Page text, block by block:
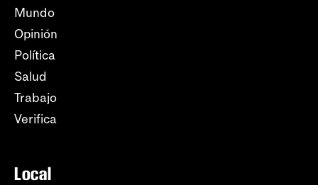
Mundo
Opinión
Política
Salud
Trabajo
Verifica
Local